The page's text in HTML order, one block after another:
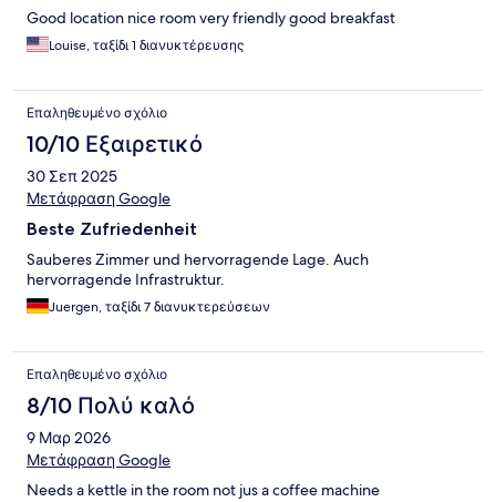
Good location nice room very friendly good breakfast
Louise, ταξίδι 1 διανυκτέρευσης
Επαληθευμένο σχόλιο
10/10 Εξαιρετικό
30 Σεπ 2025
Μετάφραση Google
Beste Zufriedenheit
Sauberes Zimmer und hervorragende Lage. Auch
hervorragende Infrastruktur.
Juergen, ταξίδι 7 διανυκτερεύσεων
Επαληθευμένο σχόλιο
8/10 Πολύ καλό
9 Μαρ 2026
Μετάφραση Google
Needs a kettle in the room not jus a coffee machine